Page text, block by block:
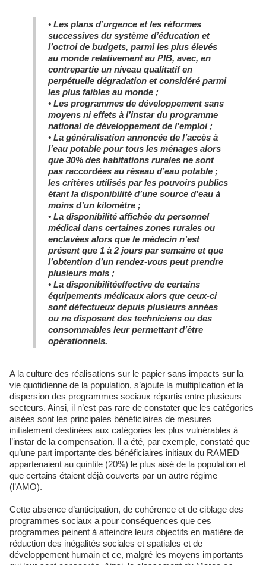
• Les plans d’urgence et les réformes
successives du système d’éducation et
l’octroi de budgets, parmi les plus élevés
au monde relativement au PIB, avec, en
contrepartie un niveau qualitatif en
perpétuelle dégradation et considéré parmi
les plus faibles au monde ;
• Les programmes de développement sans
moyens ni effets à l’instar du programme
national de développement de l’emploi ;
• La généralisation annoncée de l’accès à
l’eau potable pour tous les ménages alors
que 30% des habitations rurales ne sont
pas raccordées au réseau d’eau potable ;
les critères utilisés par les pouvoirs publics
étant la disponibilité d’une source d’eau à
moins d’un kilomètre ;
• La disponibilité affichée du personnel
médical dans certaines zones rurales ou
enclavées alors que le médecin n’est
présent que 1 à 2 jours par semaine et que
l’obtention d’un rendez-vous peut prendre
plusieurs mois ;
• La disponibilitéeffective de certains
équipements médicaux alors que ceux-ci
sont défectueux depuis plusieurs années
ou ne disposent des techniciens ou des
consommables leur permettant d’être
opérationnels.
A la culture des réalisations sur le papier sans impacts sur la
vie quotidienne de la population, s’ajoute la multiplication et la
dispersion des programmes sociaux répartis entre plusieurs
secteurs. Ainsi, il n’est pas rare de constater que les catégories
aisées sont les principales bénéficiaires de mesures
initialement destinées aux catégories les plus vulnérables à
l’instar de la compensation. Il a été, par exemple, constaté que
qu’une part importante des bénéficiaires initiaux du RAMED
appartenaient au quintile (20%) le plus aisé de la population et
que certains étaient déjà couverts par un autre régime
(l’AMO).
Cette absence d’anticipation, de cohérence et de ciblage des
programmes sociaux a pour conséquences que ces
programmes peinent à atteindre leurs objectifs en matière de
réduction des inégalités sociales et spatiales et de
développement humain et ce, malgré les moyens importants